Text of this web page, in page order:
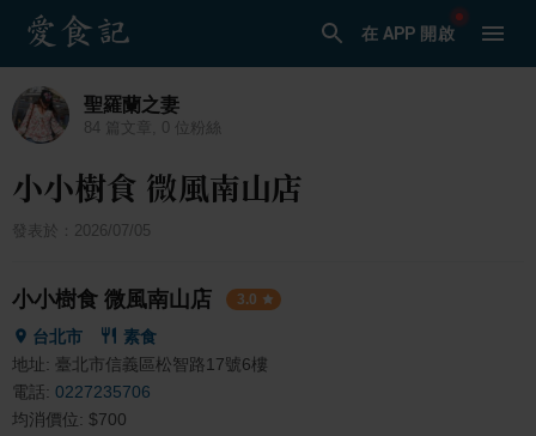
在 APP 開啟
聖羅蘭之妻
84 篇文章, 0 位粉絲
小小樹食 微風南山店
發表於： 2026/07/05
小小樹食 微風南山店 3.0
台北市
素食
地址: 臺北市信義區松智路17號6樓
電話: 0227235706
均消價位: $700